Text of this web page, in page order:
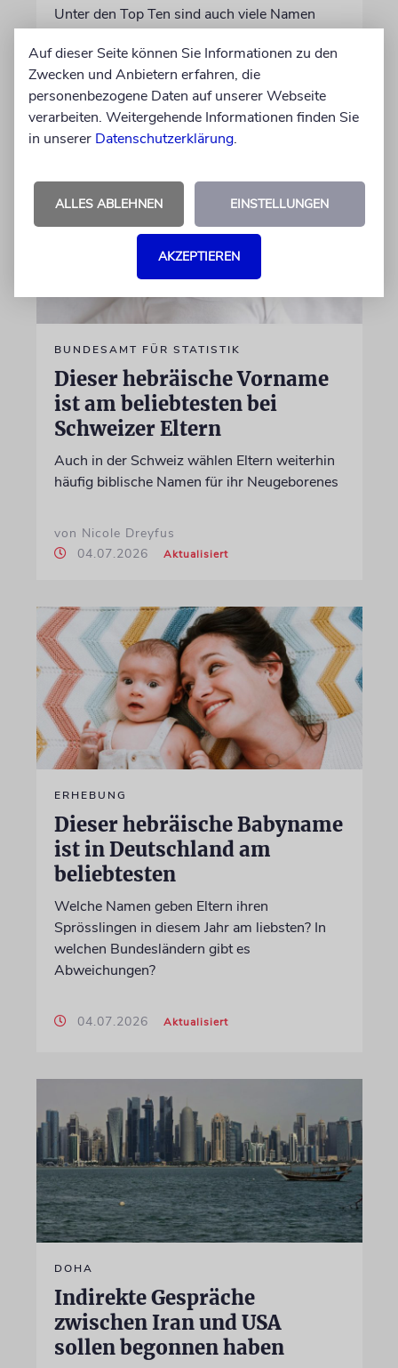
Unter den Top Ten sind auch viele Namen
von Nicole Dreyfus
04.07.2026
BUNDESAMT FÜR STATISTIK
Dieser hebräische Vorname
ist am beliebtesten bei
Schweizer Eltern
Auch in der Schweiz wählen Eltern weiterhin
häufig biblische Namen für ihr Neugeborenes
von Nicole Dreyfus
04.07.2026
Aktualisiert
ERHEBUNG
Dieser hebräische Babyname
ist in Deutschland am
beliebtesten
Welche Namen geben Eltern ihren
Sprösslingen in diesem Jahr am liebsten? In
welchen Bundesländern gibt es
Abweichungen?
04.07.2026 Aktualisiert
DOHA
Indirekte Gespräche
zwischen Iran und USA
sollen begonnen haben
Auf dieser Seite können Sie Informationen zu den
Zwecken und Anbietern erfahren, die
personenbezogene Daten auf unserer Webseite
verarbeiten. Weitergehende Informationen finden Sie
in unserer Datenschutzerklärung.
ALLES ABLEHNEN EINSTELLUNGEN
AKZEPTIEREN